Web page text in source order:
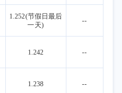
1.252(节假日最后
一天)
--
1.242 --
1.238 --